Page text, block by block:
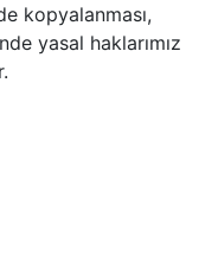
kopyalanması,
yasal haklarımız